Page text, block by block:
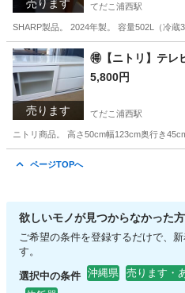
売ります てだこ浦西駅
SHARP製品。 2024年製。 容量502L（冷
沖縄 うるま市 てだこ浦西駅
売ります
🉐【ニトリ】テレ
5,800円
てだこ浦西駅
ニトリ商品。 高さ50cm幅123cm奥行き
ページTOPへ
欲しいモノが見つからなかった方
ご希望の条件を登録するだけで、
す。
選択中の条件 沖縄県 売ります・